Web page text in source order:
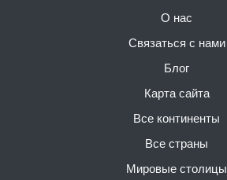
О нас
Связаться с нами
Блог
Карта сайта
Все континенты
Все страны
Мировые столицы